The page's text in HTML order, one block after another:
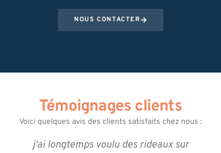
NOUS CONTACTER
Témoignages clients
Voici quelques avis des clients satisfaits chez nous :
j'ai longtemps voulu des rideaux sur